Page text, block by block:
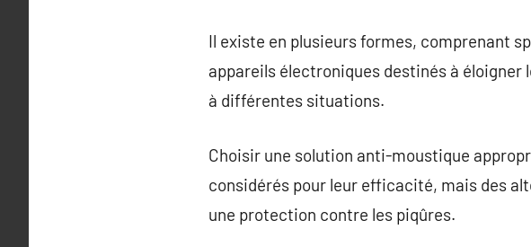
Il existe en plusieurs formes, comprenant
appareils électroniques destinés à éloigner
à différentes situations.
Choisir une solution anti-moustique
considérés pour leur efficacité, mais des
une protection contre les piqûres.